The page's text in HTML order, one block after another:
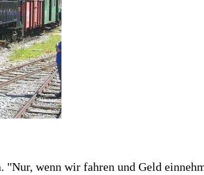
wenn wir fahren und Geld